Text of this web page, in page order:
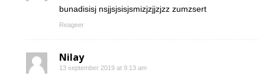
bunadisisj nsjjsjsisjsmizjzjjzjzz zumzsert
Reageer
Nilay
13 september 2019 at 9:13 am